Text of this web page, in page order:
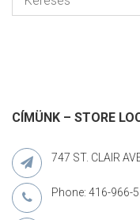
CÍMÜNK – STORE
747 ST. CLAIR
Phone: 416-966-